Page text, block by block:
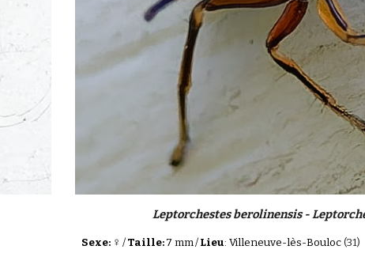
Leptorchestes berolinensis -
Sexe: ♀ /Taille:7 mm/Lieu: Villeneuve-lès-Bouloc(31)